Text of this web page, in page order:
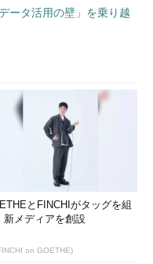
ータ活用の壁」を乗り越
とFINCHIがタッグを組
新メディアを創設
on GOETHE)